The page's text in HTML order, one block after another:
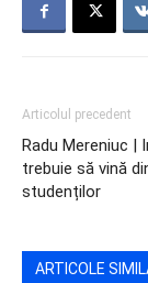
Articolul precedent
Radu Mereniuc |
trebuie să vină
studenților
ARTICOLE